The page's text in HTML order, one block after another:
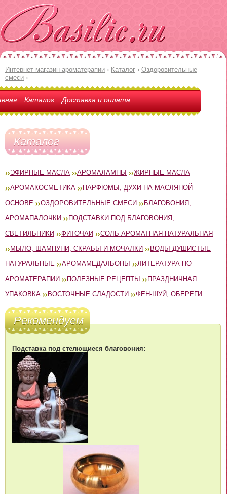
Интернет магазин ароматерапии › Каталог › Оздоровительные
смеси ›
Каталог Доставка и оплата
Каталог
ЭФИРНЫЕ МАСЛА АРОМАЛАМПЫ
ЖИРНЫЕ МАСЛА
АРОМАКОСМЕТИКА
ПАРФЮМЫ, ДУХИ НА МАСЛЯНОЙ
ОСНОВЕ
ОЗДОРОВИТЕЛЬНЫЕ СМЕСИ
БЛАГОВОНИЯ,
АРОМАПАЛОЧКИ
ПОДСТАВКИ ПОД БЛАГОВОНИЯ;
СВЕТИЛЬНИКИ
ФИТОЧАИ
СОЛЬ АРОМАТНАЯ НАТУРАЛЬНАЯ
МЫЛО, ШАМПУНИ, СКРАБЫ И МОЧАЛКИ
ВОДЫ ДУШИСТЫЕ
НАТУРАЛЬНЫЕ
АРОМАМЕДАЛЬОНЫ
ЛИТЕРАТУРА ПО
АРОМАТЕРАПИИ
ПОЛЕЗНЫЕ РЕЦЕПТЫ
ПРАЗДНИЧНАЯ
УПАКОВКА
ВОСТОЧНЫЕ СЛАДОСТИ ФЕН-ШУЙ, ОБЕРЕГИ
Рекомендуем
Подставка под стелющиеся благовония: